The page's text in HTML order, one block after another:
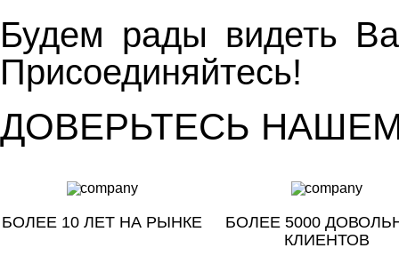
Будем рады видеть
Присоединяйтесь!
ДОВЕРЬТЕСЬ
БОЛЕЕ 10 ЛЕТ НА РЫНКЕ
БОЛЕЕ 5000
КЛИЕНТОВ